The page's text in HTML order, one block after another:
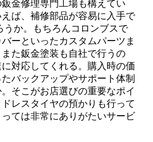
金修理専門工場も構えてい
ば、補修部品が容易に入手で
うか。もちろんコロンブスで
ーといったカスタムパーツま
た鈑金塗装も自社で行うの
対応してくれる。購入時の価
バックアップやサポート体制
そこがお店選びの重要なポイ
レスタイヤの預かりも行って
ては非常にありがたいサービ